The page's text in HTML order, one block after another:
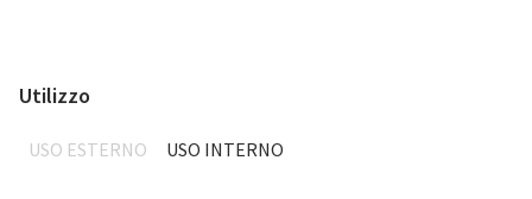
Utilizzo
USO ESTERNO USO INTERNO